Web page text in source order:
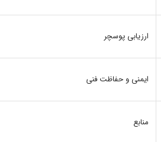
ارزیابی پوسچر
ایمنی و حفاظت فنی
منابع